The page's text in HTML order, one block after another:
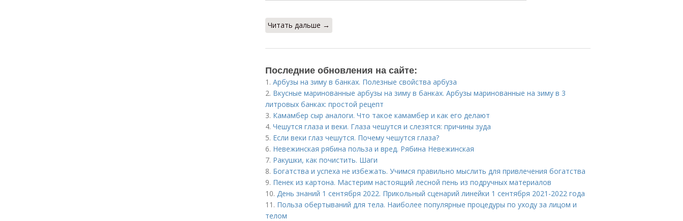
Читать дальше →
Последние обновления на сайте:
1. Арбузы на зиму в банках. Полезные свойства арбуза
2. Вкусные маринованные арбузы на зиму в банках. Арбузы маринованные на зиму в 3
литровых банках: простой рецепт
3. Камамбер сыр аналоги. Что такое камамбер и как его делают
4. Чешутся глаза и веки. Глаза чешутся и слезятся: причины зуда
5. Если веки глаз чешутся. Почему чешутся глаза?
6. Невежинская рябина польза и вред. Рябина Невежинская
7. Ракушки, как почистить. Шаги
8. Богатства и успеха не избежать. Учимся правильно мыслить для привлечения богатства
9. Пенек из картона. Мастерим настоящий лесной пень из подручных материалов
10. День знаний 1 сентября 2022. Прикольный сценарий линейки 1 сентября 2021-2022 года
11. Польза обертываний для тела. Наиболее популярные процедуры по уходу за лицом и
телом